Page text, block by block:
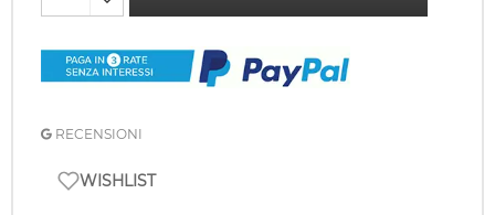
RECENSIONI
WISHLIST